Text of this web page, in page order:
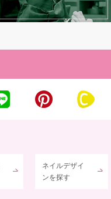
ネイルデザイ
ンを探す